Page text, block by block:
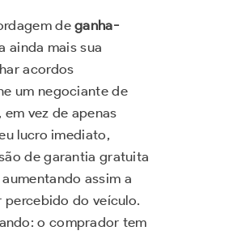
deganha-
ainda mais sua
acordos
um negociante de
vez de apenas
lucro imediato,
de garantia gratuita
assim a
percebido do veículo.
o comprador tem